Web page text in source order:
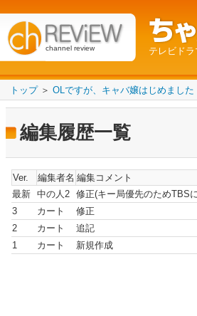
channel review テレビド
トップ＞ OLですが、キャバ嬢はじめました
編集履歴一覧
Ver. 編集者名 編集コメント
最新 中の人2 修正(キー局優先のためTBS
3
カート 修正
2
カート 追記
1
カート 新規作成